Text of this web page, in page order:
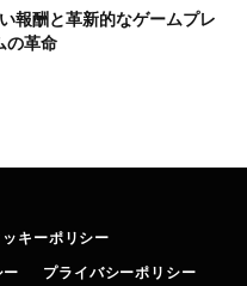
報酬と革新的なゲームプレ
の革命
キーポリシー
プライバシーポリシー